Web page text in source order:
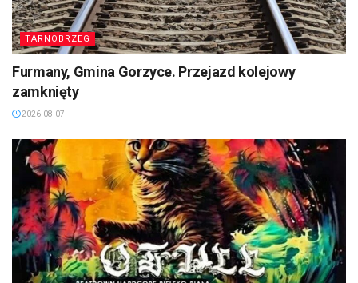
TARNOBRZEG
Furmany, Gmina Gorzyce. Przejazd kolejowy
zamknięty
2026-08-07